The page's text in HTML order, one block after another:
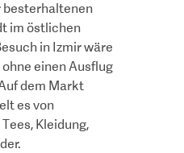
besterhaltenen
im östlichen
in Izmir wäre
einen Ausflug
dem Markt
es von
Kleidung,